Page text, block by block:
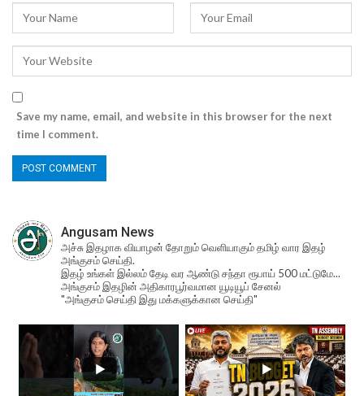
Save my name, email, and website in this browser for the next
time I comment.
Angusam News
அச்சு இதழாக வியாழன் தோறும் வெளியாகும் தமிழ் வார இதழ்
அங்குசம் செய்தி.
இதழ் உங்கள் இல்லம் தேடி வர ஆண்டு சந்தா ரூபாய் 500 மட்டுமே...
அங்குசம் இதழின் அதிகாரபூர்வமான யூடியூப் சேனல்
"அங்குசம் செய்தி இது மக்களுக்கான செய்தி"